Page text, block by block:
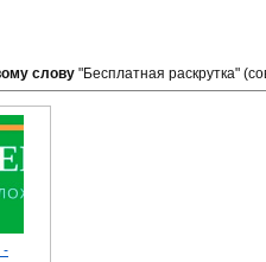
слову "Бесплатная раскрутка"
-